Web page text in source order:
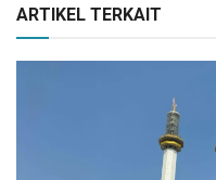
ARTIKEL TERKAIT